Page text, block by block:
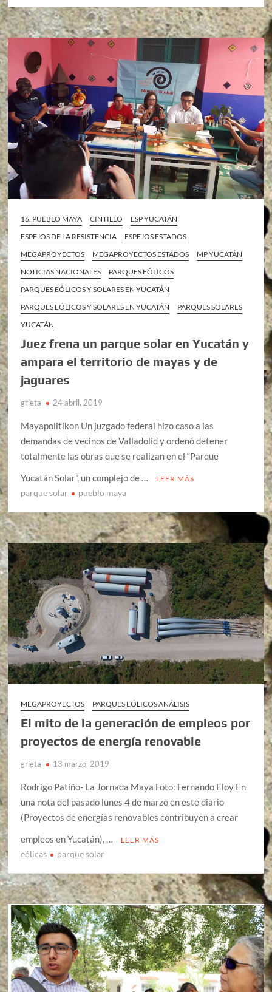
16. PUEBLO MAYA CINTILLO
ESP YUCATÁN
ESPEJOS DE LA RESISTENCIA
ESPEJOS ESTADOS
MEGAPROYECTOS
MEGAPROYECTOS ESTADOS
MP YUCATÁN
NOTICIAS NACIONALES
PARQUES EÓLICOS
PARQUES EÓLICOS Y SOLARES EN YUCATÁN
PARQUES EÓLICOS Y SOLARES EN YUCATÁN
PARQUES SOLARES
YUCATÁN
Juez frena un parque solar en Yucatán y
ampara el territorio de mayas y de
jaguares
grieta 24 abril, 2019
Mayapolitikon Un juzgado federal hizo caso a las
demandas de vecinos de Valladolid y ordenó detener
totalmente las obras que se realizan en el “Parque
Yucatán Solar”, un complejo de …
LEER MÁS
parque solar pueblo maya
MEGAPROYECTOS PARQUES EÓLICOS ANÁLISIS
El mito de la generación de empleos por
proyectos de energía renovable
grieta 13 marzo, 2019
Rodrigo Patiño- La Jornada Maya Foto: Fernando Eloy En
una nota del pasado lunes 4 de marzo en este diario
(Proyectos de energías renovables contribuyen a crear
empleos en Yucatán), …
LEER MÁS
eólicas parque solar